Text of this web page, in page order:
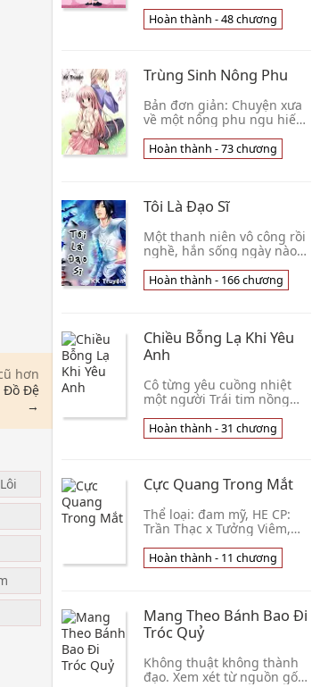
hơn
Đồ Đệ
→
chương Tình trạng: Đang
edit. (1 - 2 chương/tuần)
Hoàn thành - 48 chương
Trùng Sinh Nông Phu
Bản đơn giản: Chuyện xưa
về một nông phu ngu hiếu
kiếm tiền ái thê sủng nữ
(yêu vợ thương con). Bản
do mình sơ sẩy mới l
Hoàn thành - 73 chương
Tôi Là Đạo Sĩ
Một thanh niên vô công rồi
nghề, hắn sống ngày nào
tưởng, cho đến một một
hôm cuộc đời như rẽ sang
nội hắn để lại. Một thế gi
Hoàn thành - 166 chương
Chiều Bỗng Lạ Khi Yêu
Anh
Cô từng yêu cuồng nhiệt
một người Trái tim nồng
một bóng hình rạng rỡ ấy
Cho nên cô cởi bỏ tự tôn
mình Thế rồi, ở cái vùng
một thứ, có lẽ có thế gọi là
tình yêu xuyên biên giới
Hoàn thành - 31 chương
Cực Quang Trong Mắt
Thể loại: đam mỹ, HE CP:
Trần Thạc x Tưởng Viêm,
nhưng là lần đầu biết yêu x
thụ bán manh, tiêu sái như
Lần đầu đào hố, hy vọng
mọi người yêu thích! Đại
khái là một áng văn rất feel
rất trữ tình. Khi một chàng
trai rõ ràn
Hoàn thành - 11 chương
Mang Theo Bánh Bao Đi
Tróc Quỷ
Không thuật không thành
đạo. Xem xét từ nguồn gốc,